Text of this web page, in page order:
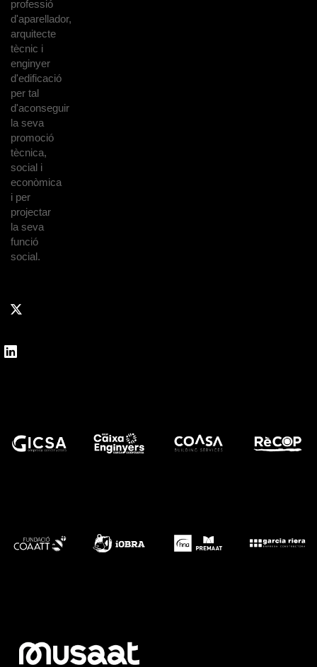
professió
d'aparellador,
arquitecte
tècnic i
enginyer
d'edificació
per tal
d'aconseguir
la seva
promoció
tècnica,
social i
econòmica
i per
projectar
la seva
funció
social.